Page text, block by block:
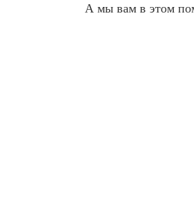
А мы вам в этом